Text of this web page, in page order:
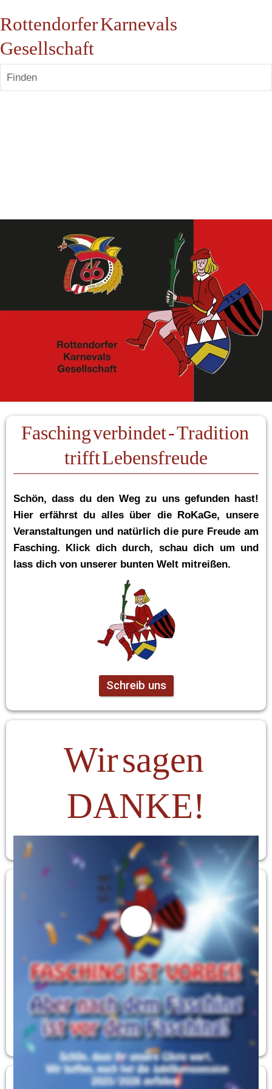
Rottendorfer Karnevals
Gesellschaft
Finden
Fasching verbindet - Tradition
trifft Lebensfreude
Schön, dass du den Weg zu uns gefunden hast!
Hier erfährst du alles über die RoKaGe, unsere
Veranstaltungen und natürlich die pure Freude am
Fasching. Klick dich durch, schau dich um und
lass dich von unserer bunten Welt mitreißen.
Schreib uns
Wir sagen
DANKE!
Frage unseren Buschklopfer